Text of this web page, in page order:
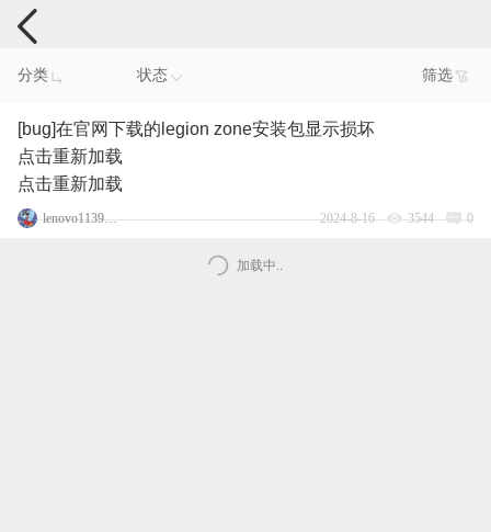
电脑反馈
分类 状态 筛选
[bug]在官网下载的legion zone安装包显示损坏
点击重新加载
点击重新加载
lenovo113915247 2024-8-16 3544 0
加载中..